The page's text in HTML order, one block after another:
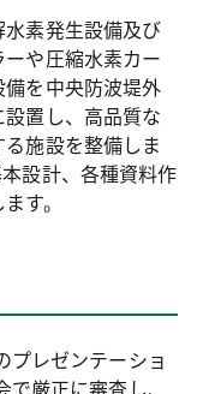
素発生設備及び
や圧縮水素カー
を中央防波堤外
置し、高品質な
施設を整備しま
設計、各種資料作
す。
プレゼンテーショ
厳正に審査し、